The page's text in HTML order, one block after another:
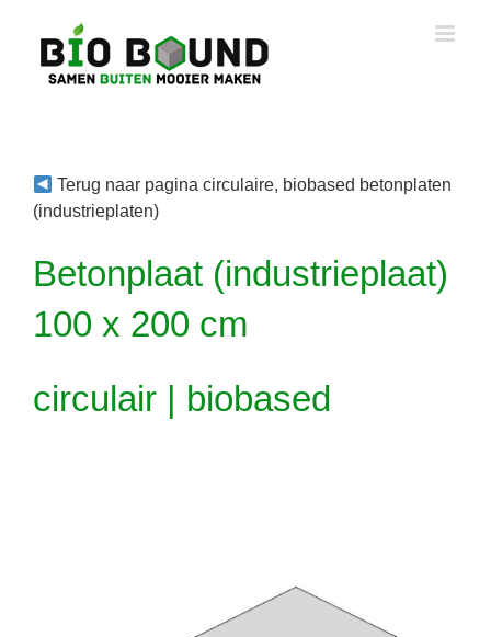
inhoud
Terug naar pagina circulaire, biobased betonplaten
(industrieplaten)
Betonplaat (industrieplaat)
100 x 200 cm
circulair | biobased